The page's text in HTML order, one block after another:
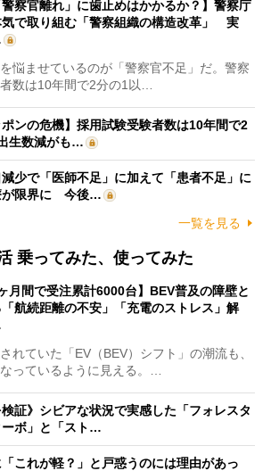
警察官離れ」に歯止めはかかるか？】警察庁
気で取り組む「警察組織の構造改革」 実
悩ませているのが「警察官不足」だ。警察
数は10年間で2分の1以…
ポンの危機】採用試験受験者数は10年間で2
生数減がも…
減少で「医師不足」に加えて「患者不足」に
が限界に 今後…
一覧を見る
乗ってみた、使ってみた
ヶ月間で受注累計6000台】BEV普及の障壁と
航続距離の不安」「充電のストレス」解
れていた「EV（BEV）シフト」の潮流も、
っているように見える。…
検証》シビアな状況で実感した「フォレスタ
ボ」と「スト…
これが軽？」と戸惑うのには理由があっ